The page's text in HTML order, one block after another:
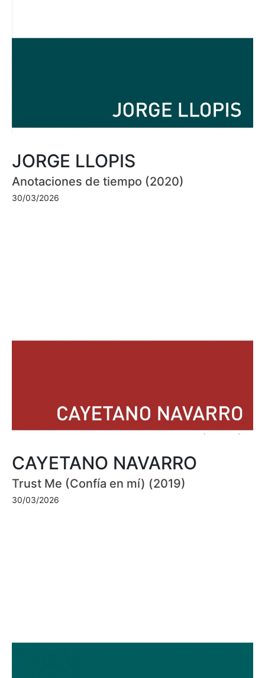
JORGE LLOPIS
Anotaciones de tiempo (2020)
30/03/2026
CAYETANO NAVARRO
Trust Me (Confía en mí) (2019)
30/03/2026